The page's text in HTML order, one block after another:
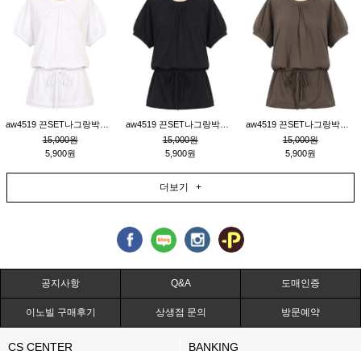
15,000원
5,900원
15,000원
5,900원
15,000원
5,900원
더보기 +
공지사항 Q&A 도매인증
이노빌 구매후기 상생점 문의 방문예약
CS CENTER BANKING